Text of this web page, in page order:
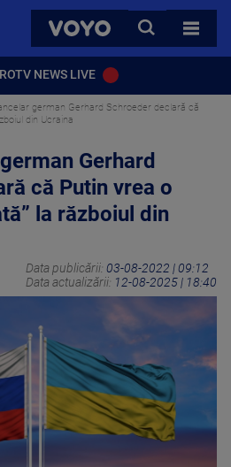
VOYO
CAUTA
TOATE
NEWS LIVE
german Gerhard Schroeder declară că
din Ucraina
Gerhard
că Putin vrea o
la războiul din
Data publicării: 03-08-2022 | 09:12
Data actualizării: 12-08-2025 | 18:40